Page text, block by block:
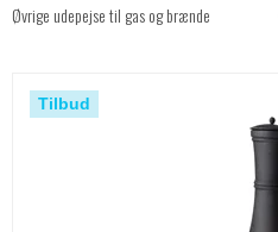
Øvrige udepejse til gas og brænde
Tilbud